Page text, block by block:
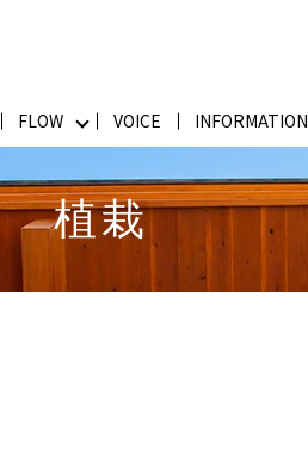
FLOW VOICE INFORMATION
植栽